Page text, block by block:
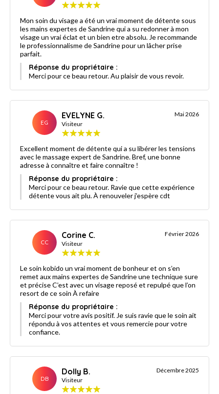
Mon soin du visage a été un vrai moment de détente sous
les mains expertes de Sandrine qui a su redonner à mon
visage un vrai éclat et un bien etre absolu. Je recommande
le professionnalisme de Sandrine pour un lâcher prise
parfait.
Réponse du propriétaire :
Merci pour ce beau retour. Au plaisir de vous revoir.
EG
EVELYNE G.
Visiteur
Mai 2026
Excellent moment de détente qui a su libérer les tensions
avec le massage expert de Sandrine. Bref, une bonne
adresse à connaître et faire connaître !
Réponse du propriétaire :
Merci pour ce beau retour. Ravie que cette expérience
détente vous ait plu. À renouveler j’espère cdt
CC
Corine C.
Visiteur
Février 2026
Le soin kobido un vrai moment de bonheur et on s’en
remet aux mains expertes de Sandrine une technique sure
et précise C’est avec un visage reposé et repulpé que l’on
resort de ce soin À refaire
Réponse du propriétaire :
Merci pour votre avis positif. Je suis ravie que le soin ait
répondu à vos attentes et vous remercie pour votre
confiance.
DB
Dolly B.
Visiteur
Décembre 2025